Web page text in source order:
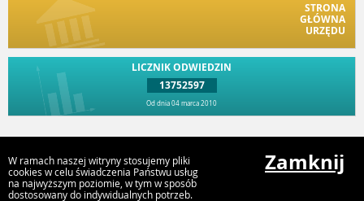
STRONA
GŁÓWNA
URZĘDU
LICZNIK ODWIEDZIN
13752597
Od dnia 04 marca 2010
Urząd Gminy Chojnów
W ramach naszej witryny stosujemy pliki
cookies w celu świadczenia Państwu usług
na najwyższym poziomie, w tym w sposób
dostosowany do indywidualnych potrzeb.
Zamknij